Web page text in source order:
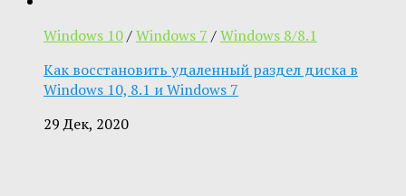
Windows 10/Windows 7 /Windows 8/8.1
Как восстановить удаленный раздел диска в
Windows 10, 8.1 и Windows 7
29 Дек, 2020